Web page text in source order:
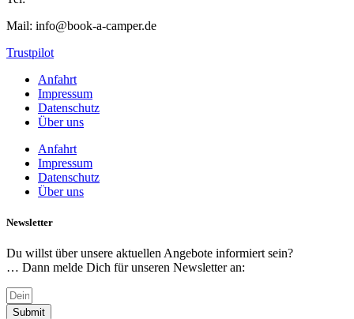
Mail: info@book-a-camper.de
Trustpilot
Anfahrt
Impressum
Datenschutz
Über uns
Anfahrt
Impressum
Datenschutz
Über uns
Newsletter​
Du willst über unsere aktuellen Angebote informiert sein?
… Dann melde Dich für unseren Newsletter an:
Submit